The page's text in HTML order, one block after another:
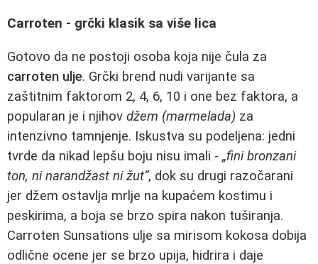
Carroten - grčki klasik sa više lica
Gotovo da ne postoji osoba koja nije čula za
carroten ulje. Grčki brend nudi varijante sa
zaštitnim faktorom 2, 4, 6, 10 i one bez faktora, a
popularan je i njihov džem (marmelada) za
intenzivno tamnjenje. Iskustva su podeljena: jedni
tvrde da nikad lepšu boju nisu imali - „fini bronzani
ton, ni narandžast ni žut“, dok su drugi razočarani
jer džem ostavlja mrlje na kupaćem kostimu i
peskirima, a boja se brzo spira nakon tuširanja.
Carroten Sunsations ulje sa mirisom kokosa dobija
odlične ocene jer se brzo upija, hidrira i daje